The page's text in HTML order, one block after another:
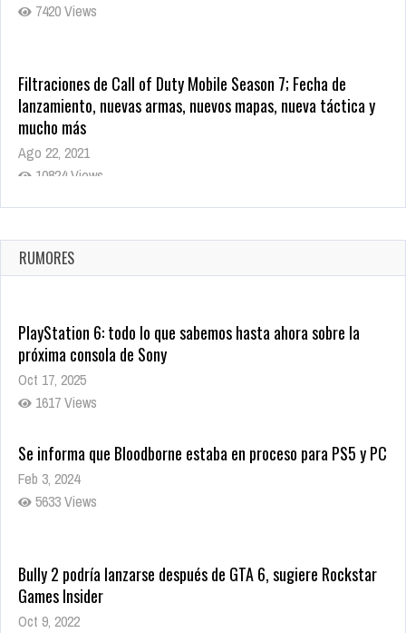
7420 Views
Filtraciones de Call of Duty Mobile Season 7; Fecha de
lanzamiento, nuevas armas, nuevos mapas, nueva táctica y
mucho más
Ago 22, 2021
10824 Views
La configuración de Call of Duty 2021 aparentemente ya fue
Ago 8, 2021
10008 Views
RUMORES
PlayStation 6: todo lo que sabemos hasta ahora sobre la
próxima consola de Sony
Oct 17, 2025
1617 Views
Se informa que Bloodborne estaba en proceso para PS5 y PC
Feb 3, 2024
5633 Views
Bully 2 podría lanzarse después de GTA 6, sugiere Rockstar
Games Insider
Oct 9, 2022